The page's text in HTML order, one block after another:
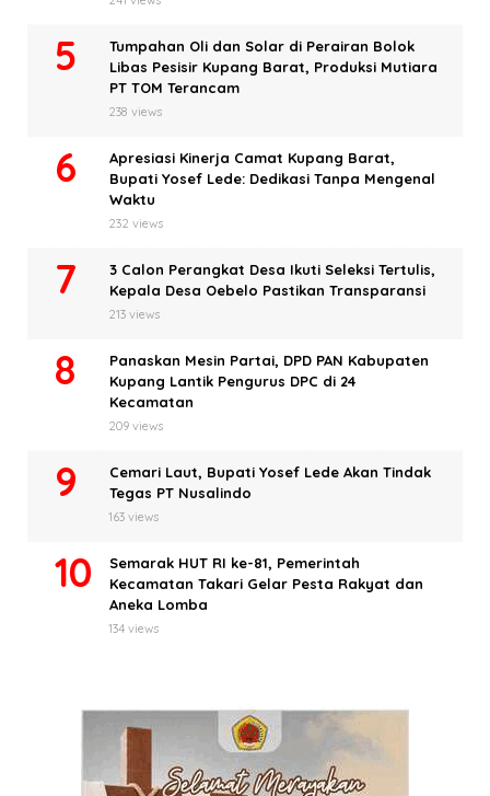
Tumpahan Oli dan Solar di Perairan Bolok
Libas Pesisir Kupang Barat, Produksi Mutiara
PT TOM Terancam
238 views
Apresiasi Kinerja Camat Kupang Barat,
Bupati Yosef Lede: Dedikasi Tanpa Mengenal
Waktu
232 views
3 Calon Perangkat Desa Ikuti Seleksi Tertulis,
Kepala Desa Oebelo Pastikan Transparansi
213 views
Panaskan Mesin Partai, DPD PAN Kabupaten
Kupang Lantik Pengurus DPC di 24
Kecamatan
209 views
Cemari Laut, Bupati Yosef Lede Akan Tindak
Tegas PT Nusalindo
163 views
Semarak HUT RI ke-81, Pemerintah
Kecamatan Takari Gelar Pesta Rakyat dan
Aneka Lomba
134 views